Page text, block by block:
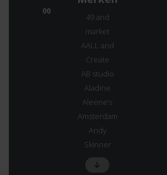
00
49 and
market
AALL and
Create
AB studio
Aladine
Aleene’s
Amsterdam
Andy
Skinner